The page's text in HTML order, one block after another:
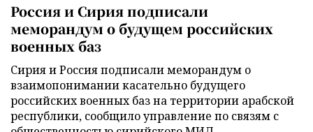
Россия и Сирия подписали
меморандум о будущем российских
военных баз
Сирия и Россия подписали меморандум о
взаимопонимании касательно будущего
российских военных баз на территории арабской
республики, сообщило управление по связям с